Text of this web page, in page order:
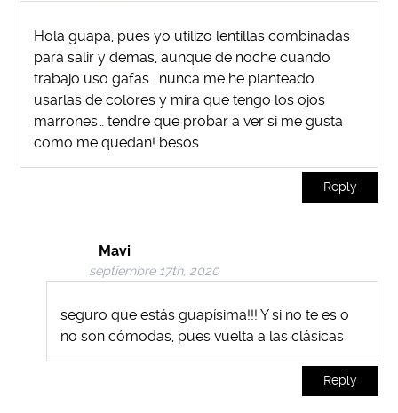
Hola guapa, pues yo utilizo lentillas combinadas
para salir y demas, aunque de noche cuando
trabajo uso gafas… nunca me he planteado
usarlas de colores y mira que tengo los ojos
marrones… tendre que probar a ver si me gusta
como me quedan! besos
Reply
Mavi
septiembre 17th, 2020
seguro que estás guapísima!!! Y si no te es o
no son cómodas, pues vuelta a las clásicas
Reply